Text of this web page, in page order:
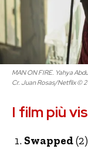
MAN ON FIRE. Yahya
Cr. Juan Rosas/Netflix ©
I film più
Swapped